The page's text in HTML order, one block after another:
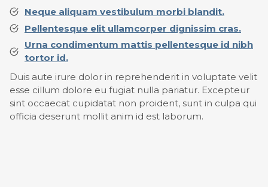
Neque aliquam vestibulum morbi blandit.
Pellentesque elit ullamcorper dignissim cras.
Urna condimentum mattis pellentesque id nibh
tortor id.
Duis aute irure dolor in reprehenderit in voluptate velit
esse cillum dolore eu fugiat nulla pariatur. Excepteur
sint occaecat cupidatat non proident, sunt in culpa qui
officia deserunt mollit anim id est laborum.